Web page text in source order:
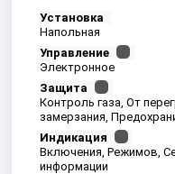
Установка
Напольная
Управление
Электронное
Защита
Контроль газа, От
замерзания,
Индикация
Включения, Режимов,
информации